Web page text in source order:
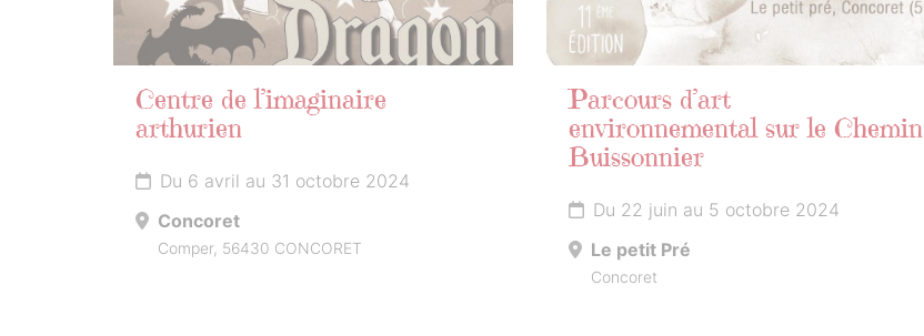
Centre de l’imaginaire
arthurien
Du 6 avril au 31 octobre 2024
Concoret
Comper, 56430 CONCORET
Parcours d’art
environnemental sur le Chemin
Buissonnier
Du 22 juin au 5 octobre 2024
Le petit Pré
Concoret